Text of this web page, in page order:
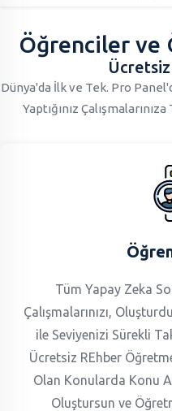
Öğrenciler ve
Dünya'da İlk ve Tek. Pro
Yaptığınız
Tüm Yapay Zeka
Çalışmalarınızı,
ile Seviyenizi Sürekli
Ücretsiz REhber
Olan Konularda Konu
Oluştursun ve